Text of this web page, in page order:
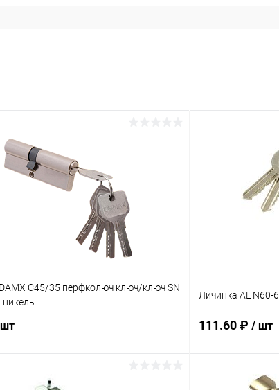
C45/35 перфколюч ключ/ключ SN
В корзину
Личинка AL
111.60 ₽ / шт